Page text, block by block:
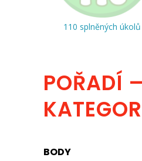
110 splněných úkolů
POŘADÍ
BODY